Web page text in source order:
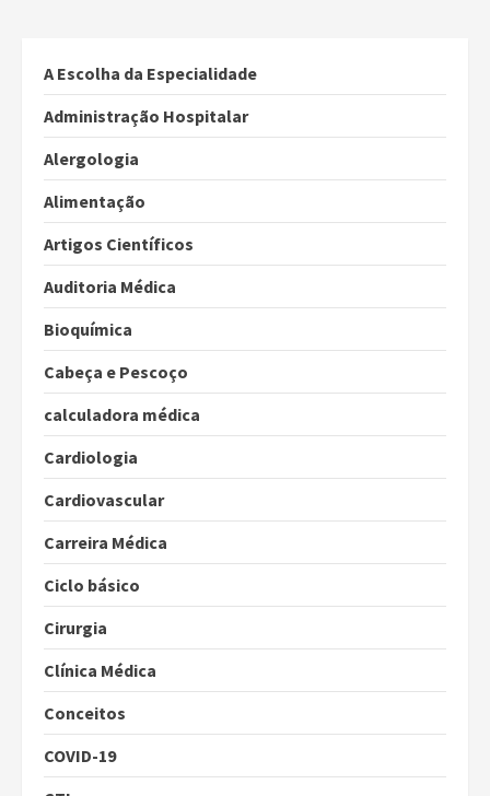
A Escolha da Especialidade
Administração Hospitalar
Alergologia
Alimentação
Artigos Científicos
Auditoria Médica
Bioquímica
Cabeça e Pescoço
calculadora médica
Cardiologia
Cardiovascular
Carreira Médica
Ciclo básico
Cirurgia
Clínica Médica
Conceitos
COVID-19